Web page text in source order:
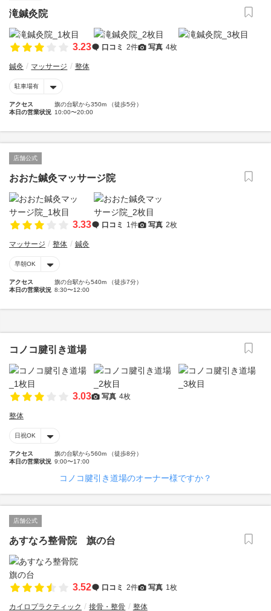
滝鍼灸院
3.23 口コミ 2件 写真 4枚
鍼灸 マッサージ 整体
駐車場有
アクセス
旗の台駅から350m （徒歩5分）
本日の営業状況 10:00〜20:00
店舗公式
おおた鍼灸マッサージ院
3.33 口コミ 1件 写真 2枚
マッサージ 整体 鍼灸
早朝OK
アクセス
旗の台駅から540m （徒歩7分）
本日の営業状況 8:30〜12:00
コノコ腱引き道場
3.03 写真 4枚
整体
日祝OK
アクセス
旗の台駅から560m （徒歩8分）
本日の営業状況 9:00〜17:00
コノコ腱引き道場のオーナー様ですか？
店舗公式
あすなろ整骨院 旗の台
3.52 口コミ 2件 写真 1枚
カイロプラクティック 接骨・整骨 整体